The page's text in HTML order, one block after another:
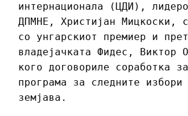
интернационала (ЦДИ),
ДПМНЕ, Христијан Мицкоски,
со унгарскиот премиер и
владејачката Фидес, Виктор
кого договориле соработка
програма за следните избори
земјава.